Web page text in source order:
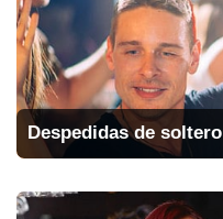
Despedidas de soltero